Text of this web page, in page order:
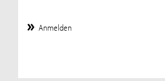
Anmelden